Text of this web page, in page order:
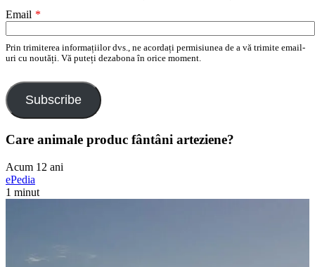
Email *
Prin trimiterea informațiilor dvs., ne acordați permisiunea de a vă trimite email-
uri cu noutăți. Vă puteți dezabona în orice moment.
Subscribe
Care animale produc fântâni arteziene?
Acum 12 ani
ePedia
1 minut